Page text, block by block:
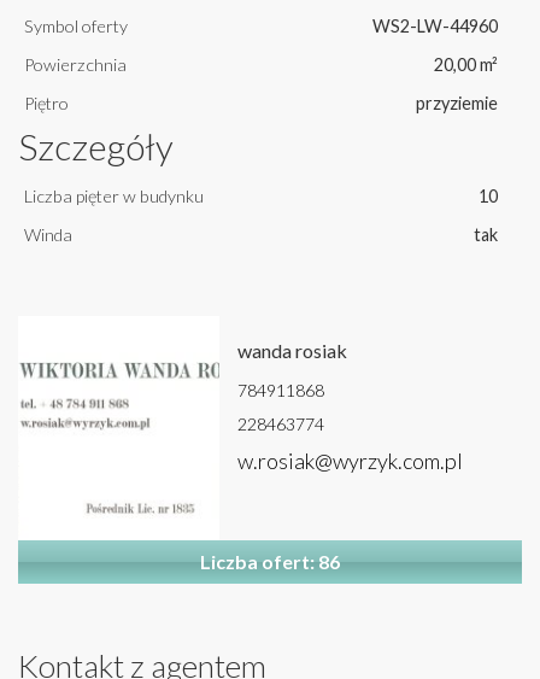
Symbol oferty
WS2-LW-44960
Powierzchnia
20,00 m²
Piętro
przyziemie
Szczegóły
Liczba pięter w budynku
10
Winda
tak
wanda rosiak
784911868
228463774
w.rosiak@wyrzyk.com.pl
Liczba ofert: 86
Kontakt z agentem